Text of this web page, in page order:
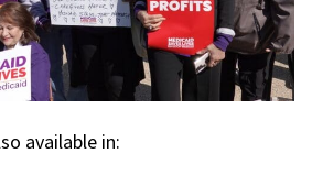
available in: